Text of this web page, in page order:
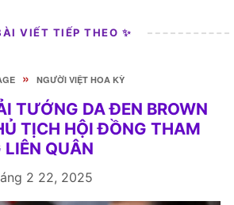
VIẾT TIẾP THEO ✨
» NGƯỜI VIỆT HOA KỲ
TƯỚNG DA ĐEN BROWN
TỊCH HỘI ĐỒNG THAM
QUÂN
2 22, 2025